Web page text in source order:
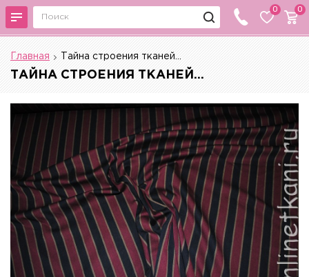
0 0
Главная Тайна строения тканей...
ТАЙНА СТРОЕНИЯ ТКАНЕЙ...